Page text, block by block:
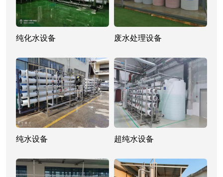
纯化水设备 废水处理设备
纯水设备 超纯水设备